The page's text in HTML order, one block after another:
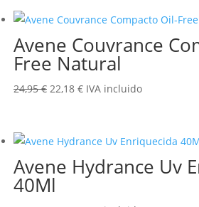
era:
5,50 €.
es:
4,25 €.
Avene Couvrance
Free Natural
24,95€ El
era:
24,95 €.
22,18 €El
es:
22,18 €.
IVA incluido
Avene Hydrance Uv
40Ml